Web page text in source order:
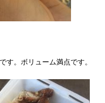
す。ボリューム満点です。